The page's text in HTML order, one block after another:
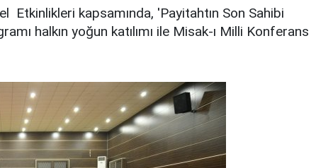
Etkinlikleri kapsamında, 'Payitahtın Son Sahibi
halkın yoğun katılımı ile Misak-ı Milli Konferans